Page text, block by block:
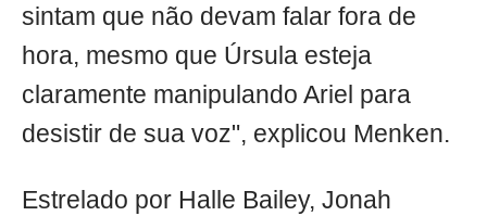
sintam que não devam falar fora de
hora, mesmo que Úrsula esteja
claramente manipulando Ariel para
desistir de sua voz", explicou Menken.
Estrelado por Halle Bailey, Jonah